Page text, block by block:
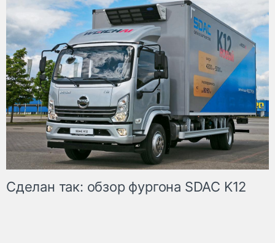
Сделан так: обзор фургона SDAC K12